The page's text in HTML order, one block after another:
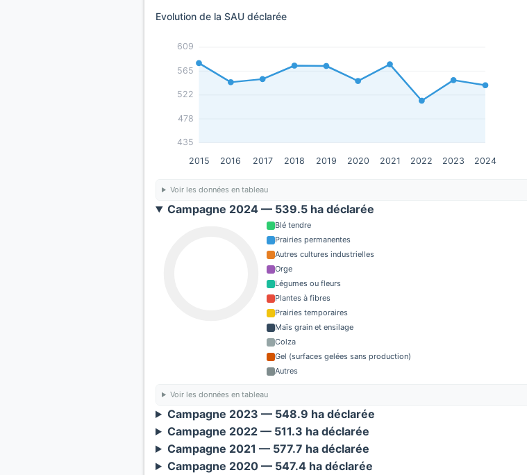
Evolution de la SAU déclarée
435
478
522
565
609
2015 2016 2017 2018 2019 2020 2021 2022 2023 2024
Voir les données en tableau
Campagne 2024 — 539.5 ha déclarée
Blé tendre
Prairies permanentes
Autres cultures industrielles
Orge
Légumes ou fleurs
Plantes à fibres
Prairies temporaires
Maïs grain et ensilage
Colza
Gel (surfaces gelées sans production)
Autres
Voir les données en tableau
Campagne 2023 — 548.9 ha déclarée
Campagne 2022 — 511.3 ha déclarée
Campagne 2021 — 577.7 ha déclarée
Campagne 2020 — 547.4 ha déclarée